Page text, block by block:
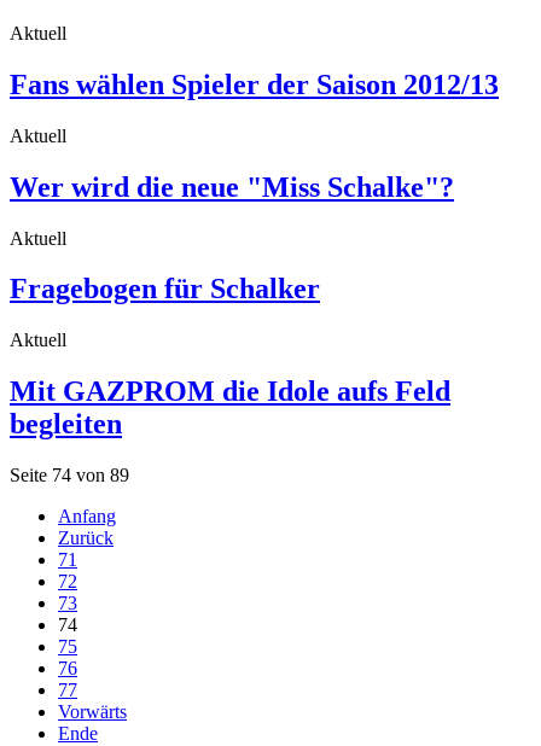
Aktuell
Fans wählen Spieler der Saison 2012/13
Aktuell
Wer wird die neue "Miss Schalke"?
Aktuell
Fragebogen für Schalker
Aktuell
Mit GAZPROM die Idole aufs Feld
begleiten
Seite 74 von 89
Anfang
Zurück
71
72
73
74
75
76
77
Vorwärts
Ende